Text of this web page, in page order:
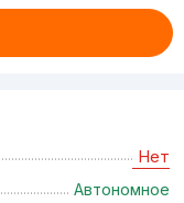
Нет
Автономное